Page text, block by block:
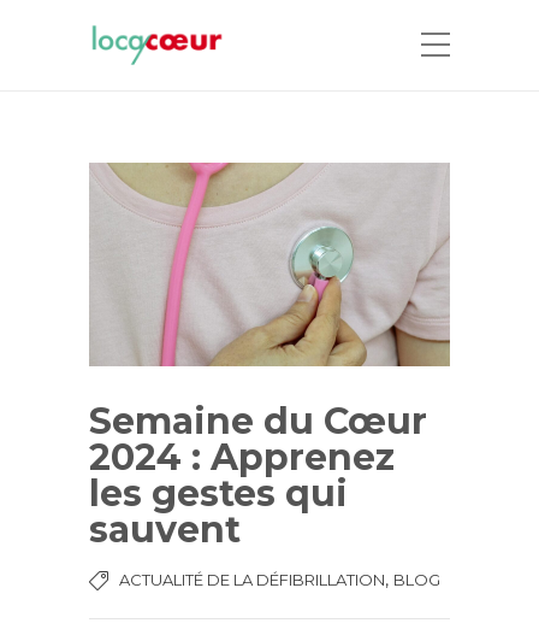
Semaine du Cœur
2024 : Apprenez
les gestes qui
sauvent
ACTUALITÉ DE LA DÉFIBRILLATION, BLOG